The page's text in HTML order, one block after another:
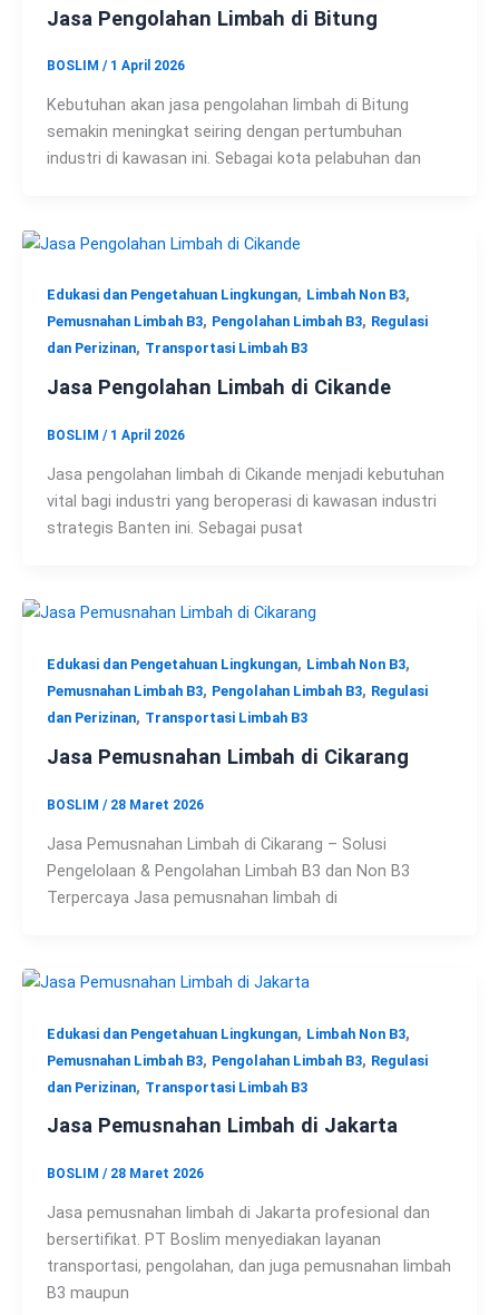
Jasa Pengolahan Limbah di Bitung
BOSLIM / 1 April 2026
Kebutuhan akan jasa pengolahan limbah di Bitung
semakin meningkat seiring dengan pertumbuhan
industri di kawasan ini. Sebagai kota pelabuhan dan
Edukasi dan Pengetahuan Lingkungan, Limbah Non B3,
Pemusnahan Limbah B3, Pengolahan Limbah B3, Regulasi
dan Perizinan, Transportasi Limbah B3
Jasa Pengolahan Limbah di Cikande
BOSLIM / 1 April 2026
Jasa pengolahan limbah di Cikande menjadi kebutuhan
vital bagi industri yang beroperasi di kawasan industri
strategis Banten ini. Sebagai pusat
Edukasi dan Pengetahuan Lingkungan, Limbah Non B3,
Pemusnahan Limbah B3, Pengolahan Limbah B3, Regulasi
dan Perizinan, Transportasi Limbah B3
Jasa Pemusnahan Limbah di Cikarang
BOSLIM / 28 Maret 2026
Jasa Pemusnahan Limbah di Cikarang – Solusi
Pengelolaan & Pengolahan Limbah B3 dan Non B3
Terpercaya Jasa pemusnahan limbah di
Edukasi dan Pengetahuan Lingkungan, Limbah Non B3,
Pemusnahan Limbah B3, Pengolahan Limbah B3, Regulasi
dan Perizinan, Transportasi Limbah B3
Jasa Pemusnahan Limbah di Jakarta
BOSLIM / 28 Maret 2026
Jasa pemusnahan limbah di Jakarta profesional dan
bersertifikat. PT Boslim menyediakan layanan
transportasi, pengolahan, dan juga pemusnahan limbah
B3 maupun